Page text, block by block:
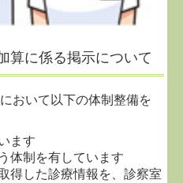
算に係る掲示について
おいて以下の体制整備を
ます
体制を有しています
得した診療情報を、診察室